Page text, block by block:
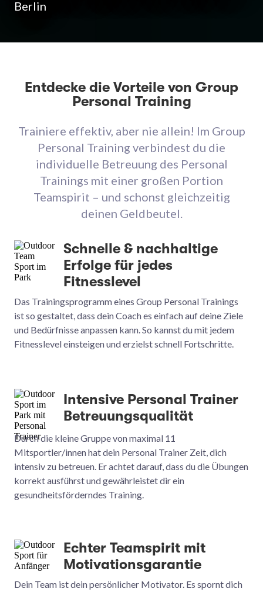
Berlin
Entdecke die Vorteile von Group
Personal Training
Trainiere effektiv, aber nie allein! Im Group
Personal Training verbindest du die
individuelle Betreuung des Personal
Trainings mit einer großen Portion
Teamspirit – und schonst gleichzeitig
deinen Geldbeutel.
Schnelle & nachhaltige
Erfolge für jedes
Fitnesslevel
Das Trainingsprogramm eines Group Personal Trainings
ist so gestaltet, dass dein Coach es einfach auf deine Ziele
und Bedürfnisse anpassen kann. So kannst du mit jedem
Fitnesslevel einsteigen und erzielst schnell Fortschritte.
Intensive Personal Trainer
Betreuungsqualität
Durch die kleine Gruppe von maximal 11
Mitsportler/innen hat dein Personal Trainer Zeit, dich
intensiv zu betreuen. Er achtet darauf, dass du die Übungen
korrekt ausführst und gewährleistet dir ein
gesundheitsförderndes Training.
Echter Teamspirit mit
Motivationsgarantie
Dein Team ist dein persönlicher Motivator. Es spornt dich